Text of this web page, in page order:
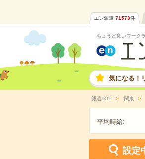
エン派遣 71573件
ちょうど良いワーク
気になる！
派遣TOP 関東
平均時給:
設定